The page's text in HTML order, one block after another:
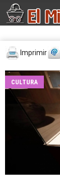
Imprimir
CULTURA